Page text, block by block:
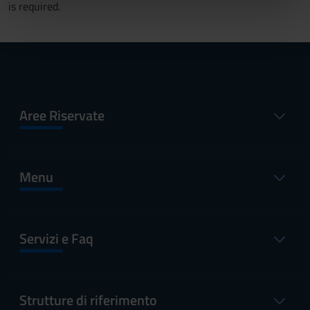
nostri partner che si occupano di analisi dei dati web,
con altre informazioni che hai fornito loro o che hanno
is required.
Aree Riservate
Menu
Servizi e Faq
Strutture di riferimento